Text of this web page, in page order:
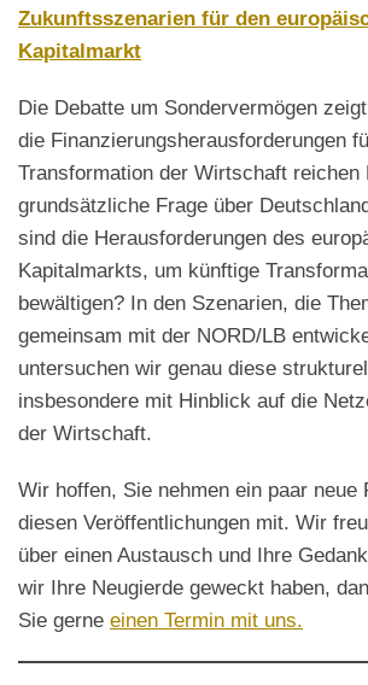
Zukunftsszenarien für den
Kapitalmarkt
Die Debatte um Sondervermögen
die Finanzierungsherausforderungen
Transformation der Wirtschaft
grundsätzliche Frage über
sind die Herausforderungen des
Kapitalmarkts, um künftige
bewältigen? In den Szenarien, die
gemeinsam mit der NORD/LB
untersuchen wir genau diese
insbesondere mit Hinblick auf die
der Wirtschaft.
Wir hoffen, Sie nehmen ein paar neue
diesen Veröffentlichungen mit. Wir
über einen Austausch und Ihre
wir Ihre Neugierde geweckt haben,
Sie gerne einen Termin mit uns.